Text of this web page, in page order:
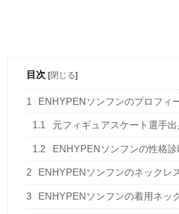
目次 [閉じる]
1 ENHYPENソンフンのプロフィ
1.1 元フィギュアスケート選手出
1.2 ENHYPENソンフンの性格
2 ENHYPENソンフンのネックレ
3 ENHYPENソンフンの着用ネッ